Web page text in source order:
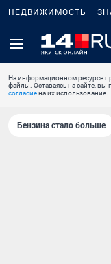
НЕДВИЖИМОСТЬ
На информационном ресурсе
файлы. Оставаясь на сайте, вы
согласиена их использование.
Бензина стало больше